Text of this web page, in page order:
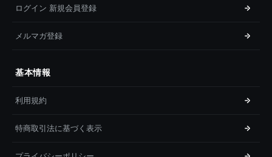
ログイン 新規会員登録
メルマガ登録
基本情報
利用規約
特商取引法に基づく表示